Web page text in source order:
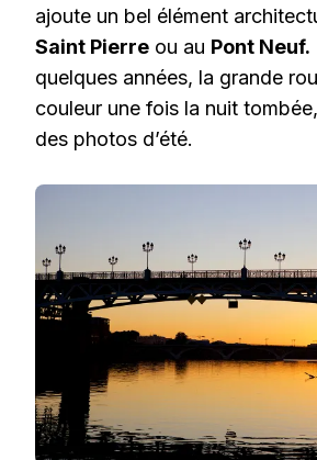
ajoute un bel élément
Saint Pierre ou au Pont Neuf.
quelques années, la grande
couleur une fois la nuit
des photos d’été.